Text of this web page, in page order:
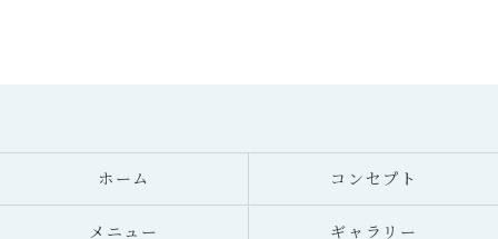
ホーム コンセプト
メニュー ギャラリー